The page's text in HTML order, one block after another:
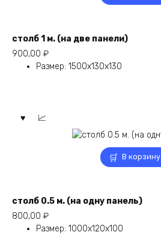
столб 1 м. (на две панели)
900,00 ₽
Размер: 1500х130х130
В корзину
столб 0.5 м. (на одну панель)
800,00 ₽
Размер: 1000х120х100